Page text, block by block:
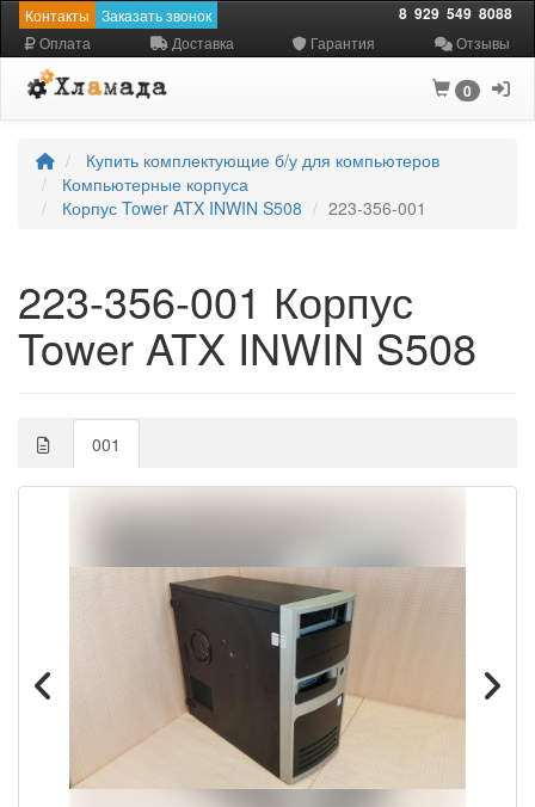
Контакты Заказать звонок 8 929 549 8088
Оплата Доставка Гарантия Отзывы
0
Купить комплектующие б/у для компьютеров
Компьютерные корпуса
Корпус Tower ATX INWIN S508
223-356-001
223-356-001 Корпус
Tower ATX INWIN S508
001